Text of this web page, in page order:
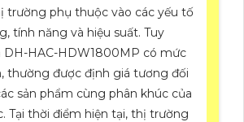
trường phụ thuộc vào các yếu tố
tính năng và hiệu suất. Tuy
DH-HAC-HDW1800MP có mức
thường được định giá tương đối
sản phẩm cùng phân khúc của
Tại thời điểm hiện tại, thị trường